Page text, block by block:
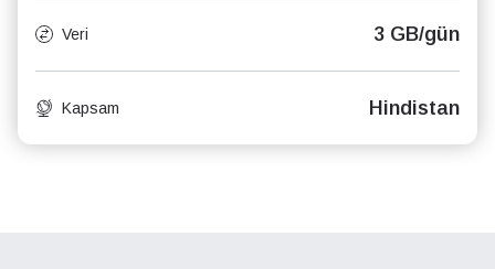
Veri 3 GB/gün
Kapsam Hindistan